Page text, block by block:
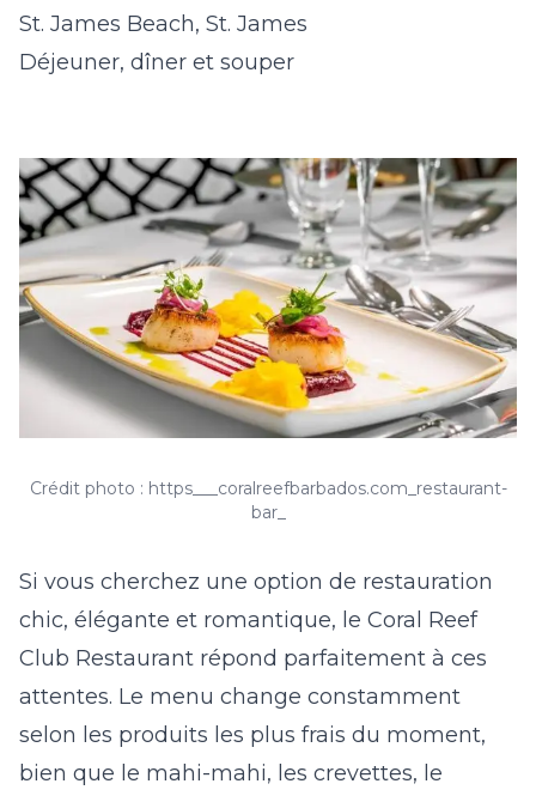
St. James Beach, St. James
Déjeuner, dîner et souper
Crédit photo : https___coralreefbarbados.com_restaurant-
bar_
Si vous cherchez une option de restauration
chic, élégante et romantique, le Coral Reef
Club Restaurant répond parfaitement à ces
attentes. Le menu change constamment
selon les produits les plus frais du moment,
bien que le mahi-mahi, les crevettes, le